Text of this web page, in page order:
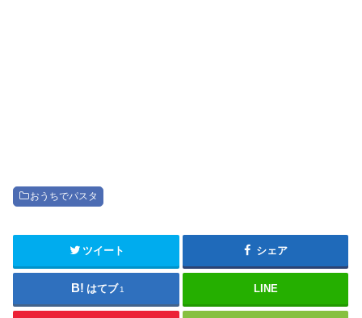
おうちでパスタ
ツイート シェア
はてブ 1 LINE